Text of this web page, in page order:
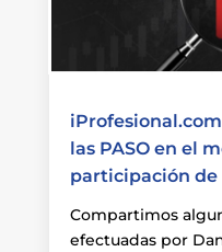
las PASO en el
participación de
Compartimos
efectuadas por